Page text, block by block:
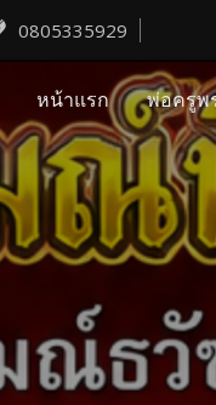
0805335929
หน้าแรก พ่อครูพ